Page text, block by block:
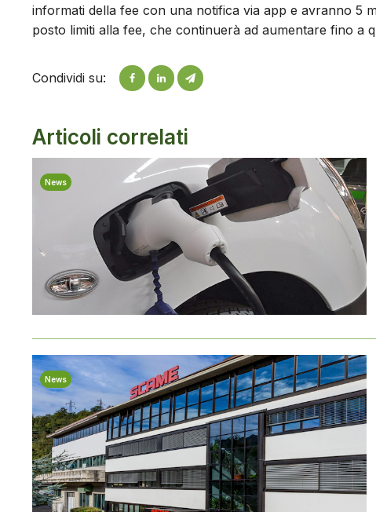
informati della fee con una notifica via app e avranno 5
posto limiti alla fee, che continuerà ad aumentare fino a
Condividi su:
Articoli correlati
News
News